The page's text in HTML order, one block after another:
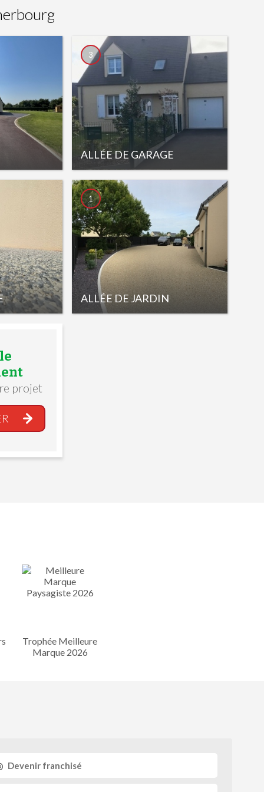
ALLÉE DE GARAGE
3
ALLÉE DE JARDIN
1
le
projet
Trophée Meilleure
Marque 2026
Devenir franchisé